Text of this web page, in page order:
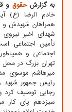
به گزارشحقوق و
خادم الرضا (ع)
همراهان شهیدش و
شهدای اخیر
تأمین اجتماعی
اجتماعی و
تهران بزرگ در محل
میرهاشم موسوی
رئیس جمهور شهید
رجایی توصیف کرد
سیزدهم پای کار